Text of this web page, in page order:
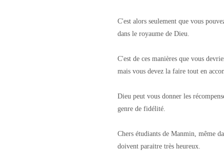
C'est alors seulement que vous
dans le royaume de Dieu.
C'est de ces manières que vous
mais vous devez la faire tout en
Dieu peut vous donner les
genre de fidélité.
Chers étudiants de Manmin, même
doivent paraitre très heureux.